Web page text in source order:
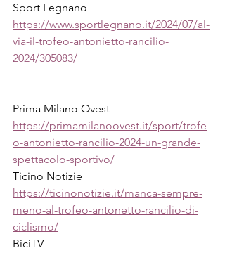
Sport Legnano
https://www.sportlegnano.it/2024/07/al-
via-il-trofeo-antonietto-rancilio-
2024/305083/
Prima Milano Ovest
https://primamilanoovest.it/sport/trofe
o-antonietto-rancilio-2024-un-grande-
spettacolo-sportivo/
Ticino Notizie
https://ticinonotizie.it/manca-sempre-
meno-al-trofeo-antonetto-rancilio-di-
ciclismo/
BiciTV